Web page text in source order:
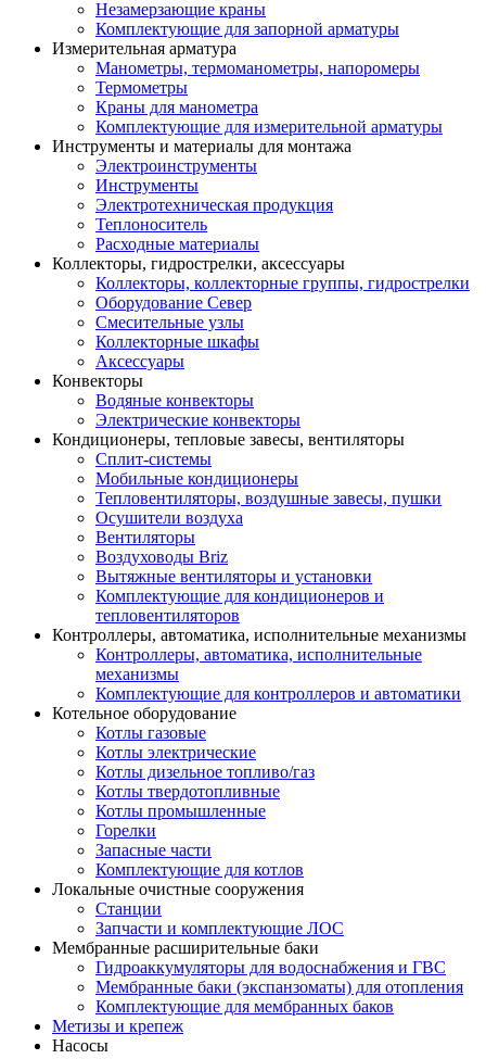
Незамерзающие краны
Комплектующие для запорной арматуры
Измерительная арматура
Манометры, термоманометры, напоромеры
Термометры
Краны для манометра
Комплектующие для измерительной арматуры
Инструменты и материалы для монтажа
Электроинструменты
Инструменты
Электротехническая продукция
Теплоноситель
Расходные материалы
Коллекторы, гидрострелки, аксессуары
Коллекторы, коллекторные группы, гидрострелки
Оборудование Север
Смесительные узлы
Коллекторные шкафы
Аксессуары
Конвекторы
Водяные конвекторы
Электрические конвекторы
Кондиционеры, тепловые завесы, вентиляторы
Сплит-системы
Мобильные кондиционеры
Тепловентиляторы, воздушные завесы, пушки
Осушители воздуха
Вентиляторы
Воздуховоды Briz
Вытяжные вентиляторы и установки
Комплектующие для кондиционеров и
тепловентиляторов
Контроллеры, автоматика, исполнительные механизмы
Контроллеры, автоматика, исполнительные
механизмы
Комплектующие для контроллеров и автоматики
Котельное оборудование
Котлы газовые
Котлы электрические
Котлы дизельное топливо/газ
Котлы твердотопливные
Котлы промышленные
Горелки
Запасные части
Комплектующие для котлов
Локальные очистные сооружения
Станции
Запчасти и комплектующие ЛОС
Мембранные расширительные баки
Гидроаккумуляторы для водоснабжения и ГВС
Мембранные баки (экспанзоматы) для отопления
Комплектующие для мембранных баков
Метизы и крепеж
Насосы